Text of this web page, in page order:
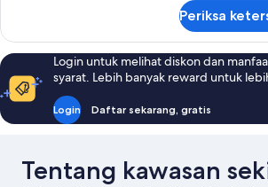
Kamar
Double
Basic
Periksa
Login untuk melihat diskon dan
syarat. Lebih banyak reward untuk
Login Daftar sekarang, gratis
Tentang kawasan